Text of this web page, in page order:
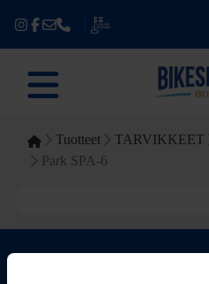
Tuotteet TARVIKKEET
Park SPA-6